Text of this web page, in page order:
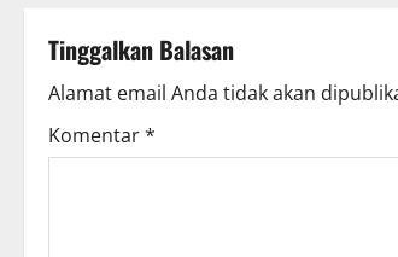
n
a
v
Tinggalkan Balasan
Alamat email Anda tidak akan
Komentar*